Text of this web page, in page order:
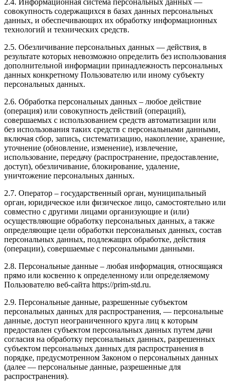
совокупность содержащихся в базах данных персональных
данных, и обеспечивающих их обработку информационных
технологий и технических средств.
2.5. Обезличивание персональных данных — действия, в
результате которых невозможно определить без использования
дополнительной информации принадлежность персональных
данных конкретному Пользователю или иному субъекту
персональных данных.
2.6. Обработка персональных данных – любое действие
(операция) или совокупность действий (операций),
совершаемых с использованием средств автоматизации или
без использования таких средств с персональными данными,
включая сбор, запись, систематизацию, накопление, хранение,
уточнение (обновление, изменение), извлечение,
использование, передачу (распространение, предоставление,
доступ), обезличивание, блокирование, удаление,
уничтожение персональных данных.
2.7. Оператор – государственный орган, муниципальный
орган, юридическое или физическое лицо, самостоятельно или
совместно с другими лицами организующие и (или)
осуществляющие обработку персональных данных, а также
определяющие цели обработки персональных данных, состав
персональных данных, подлежащих обработке, действия
(операции), совершаемые с персональными данными.
2.8. Персональные данные – любая информация, относящаяся
прямо или косвенно к определенному или определяемому
Пользователю веб-сайта https://prim-std.ru.
2.9. Персональные данные, разрешенные субъектом
персональных данных для распространения, — персональные
данные, доступ неограниченного круга лиц к которым
предоставлен субъектом персональных данных путем дачи
согласия на обработку персональных данных, разрешенных
субъектом персональных данных для распространения в
порядке, предусмотренном Законом о персональных данных
(далее — персональные данные, разрешенные для
распространения).